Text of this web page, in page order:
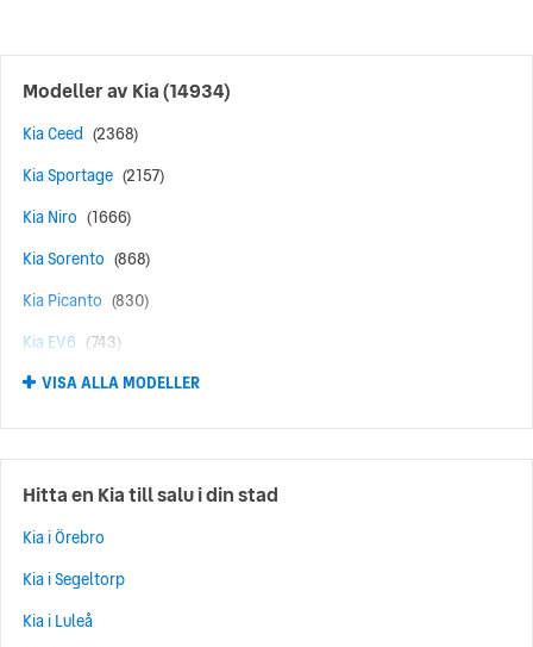
Modeller av Kia(14934)
Kia Ceed (2368)
Kia Sportage (2157)
Kia Niro (1666)
Kia Sorento (868)
Kia Picanto (830)
Kia EV6 (743)
Kia EV3 (652)
Kia Optima (594)
Kia Rio (582)
Kia Stonic (486)
Kia EV9 (433)
Kia EV5 (418)
Kia EV2 (412)
VISA ALLA MODELLER
Hitta en Kia till salu i din stad
Kia i Örebro
Kia i Segeltorp
Kia i Luleå